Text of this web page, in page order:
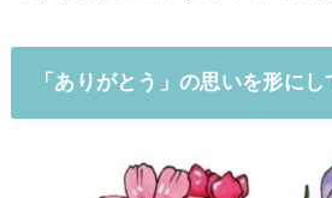
「ありがとう」の思いを形に